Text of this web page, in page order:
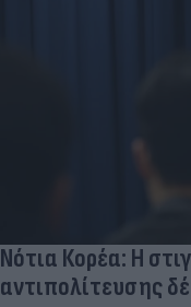
Νότια Κορέα: Η
αντιπολίτευσης